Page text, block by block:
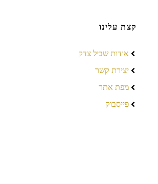
קצת עלינו
אודות שביל צדק
יצירת קשר
מפת אתר
פייסבוק